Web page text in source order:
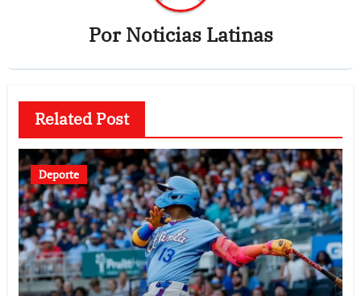
PorNoticias Latinas
Related Post
Deporte